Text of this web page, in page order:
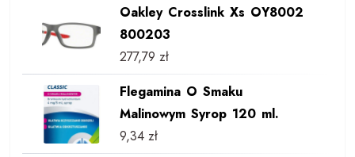
Oakley Crosslink Xs OY8002
800203
277,79 zł
Flegamina O Smaku
Malinowym Syrop 120 ml.
9,34 zł